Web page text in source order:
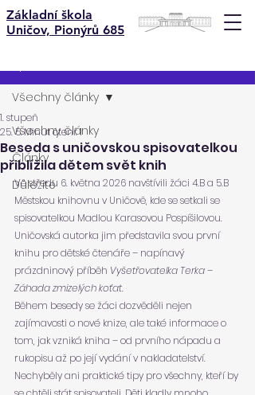
Základní škola
Uničov, Pionýrů 685
Všechny články
Články
Důležité
Všechny články
Beseda s uničovskou spisovatelkou
přiblížila dětem svět knih
1. stupeň
25. 5.Minut čtení: 1
Ve středu 6. května 2026 navštívili žáci 4.B a 5.B
Městskou knihovnu v Uničově, kde se setkali se
spisovatelkou Madlou Karasovou Pospíšilovou.
Uničovská autorka jim představila svou první
knihu pro dětské čtenáře – napínavý
prázdninový příběh Vyšetřovatelka Terka –
Záhada zmizelých koťat.
Během besedy se žáci dozvěděli nejen
zajímavosti o nové knize, ale také informace o
tom, jak vzniká kniha – od prvního nápadu a
rukopisu až po její vydání v nakladatelství.
Nechyběly ani praktické tipy pro všechny, kteří by